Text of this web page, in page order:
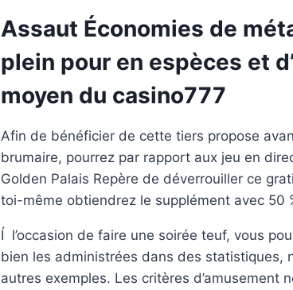
Assaut Économies de
plein pour en espèces et
moyen du casino777
Afin de bénéficier de cette tiers propose
brumaire, pourrez par rapport aux jeu en
Golden Palais Repère de déverrouiller ce
toi-même obtiendrez le supplément avec 50
Í l’occasion de faire une soirée teuf, vous
bien les administrées dans des statistiques,
autres exemples. Les critères d’amusement